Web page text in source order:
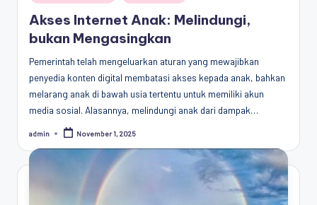
in
Akses Internet Anak: Melindungi,
bukan Mengasingkan
Pemerintah telah mengeluarkan aturan yang mewajibkan
penyedia konten digital membatasi akses kepada anak, bahkan
melarang anak di bawah usia tertentu untuk memiliki akun
media sosial. Alasannya, melindungi anak dari dampak…
Posted
admin November 1, 2025